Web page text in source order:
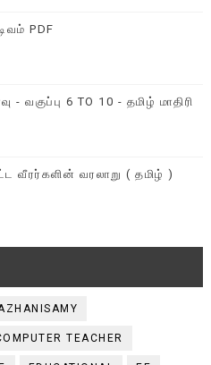
PDF
- வகுப்பு 6 TO 10 - தமிழ் மாதிரி
வீரர்களின் வரலாறு ( தமிழ் )
TEACHER